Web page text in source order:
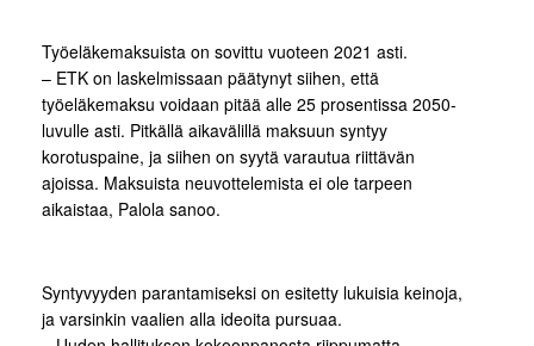
Työeläkemaksuista on sovittu vuoteen 2021 asti.
– ETK on laskelmissaan päätynyt siihen, että
työeläkemaksu voidaan pitää alle 25 prosentissa 2050-
luvulle asti. Pitkällä aikavälillä maksuun syntyy
korotuspaine, ja siihen on syytä varautua riittävän
ajoissa. Maksuista neuvottelemista ei ole tarpeen
aikaistaa, Palola sanoo.
Syntyvyyden parantamiseksi on esitetty lukuisia keinoja,
ja varsinkin vaalien alla ideoita pursuaa.